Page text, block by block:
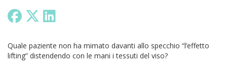
Quale paziente non ha mimato davanti allo specchio “l’effetto
lifting” distendendo con le mani i tessuti del viso?